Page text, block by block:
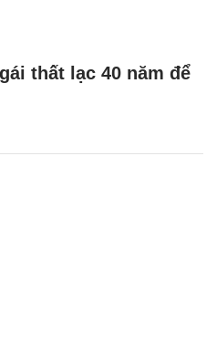
thất lạc 40 năm để